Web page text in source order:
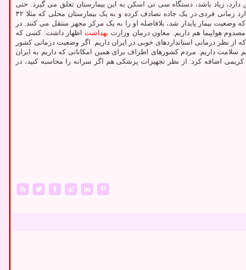
با مرکزی که سی تی اسکن دارد، زیاد باشد، دستگاه سی تی اسکن به این بیمارستان تعلق می گیرد. حتی
میتوان تعداد دستگاههای سی تی اسکن ما را با کشورهای اروپایی مقایسه کرد. ازاین رو باید اطلاعات ما دقیق باشد. وی اظهار داشت: امکان دارد زمانی فردی در یک جاده تصادف کرده و به یک بیمارستان محلی که مثلا ۳۲
بیمار پایدار شد، بلافاصله او را به یک مرکز مجهز منتقل می کنند. در
هواپیما هم داریم. معاون درمان وزارت بهداشت اظهار داشت: کسی که
از نظر درمانی استانداردهای خوبی در ایران داریم. اگر وضعیت درمانی کشور
داریم. مردم کشورهای اطراف برای همین امکاناتی که داریم به ایران
اضافه کرد: از نظر تجهیزات پزشکی هم اگر سرانه را محاسبه کنید، در